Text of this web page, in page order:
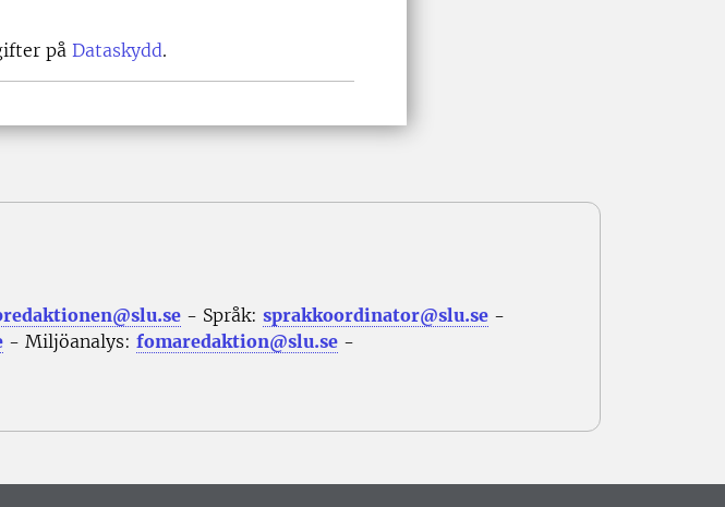
på Dataskydd.
- Språk: sprakkoordinator@slu.se -
- Miljöanalys: fomaredaktion@slu.se -